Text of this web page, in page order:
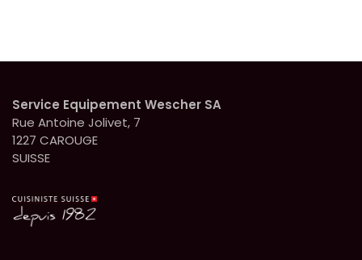
Service Equipement Wescher SA
Rue Antoine Jolivet, 7
1227 CAROUGE
SUISSE